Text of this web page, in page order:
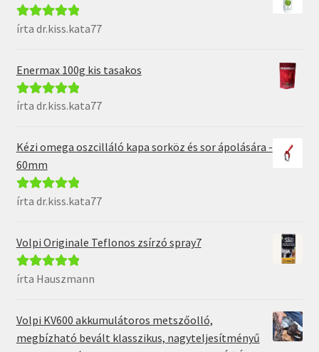
Értékelés:5 /
írta dr.kiss.kata77
Enermax 100g kis tasakos
Értékelés:5 /
írta dr.kiss.kata77
Kézi omega oszcilláló kapa sorköz és sor ápolására -
60mm
Értékelés:5 /
írta dr.kiss.kata77
Volpi Originale Teflonos zsírzó spray7
Értékelés:5/
írta Hauszmann
Volpi KV600 akkumulátoros metszőolló,
megbízható bevált klasszikus, nagyteljesítményű